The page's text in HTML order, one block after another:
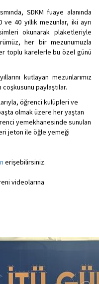
SDKM fuaye alanında
40 yıllık mezunlar, iki ayrı
okunarak plaketleriyle
her bir mezunumuzla
toplu karelerle bu özel günü
kutlayan mezunlarımız
coşkusunu paylaştılar.
öğrenci kulüpleri ve
olmak üzere her yaştan
yemekhanesinde sunulan
jeton ile öğle yemeği
erişebilirsiniz.
videolarına